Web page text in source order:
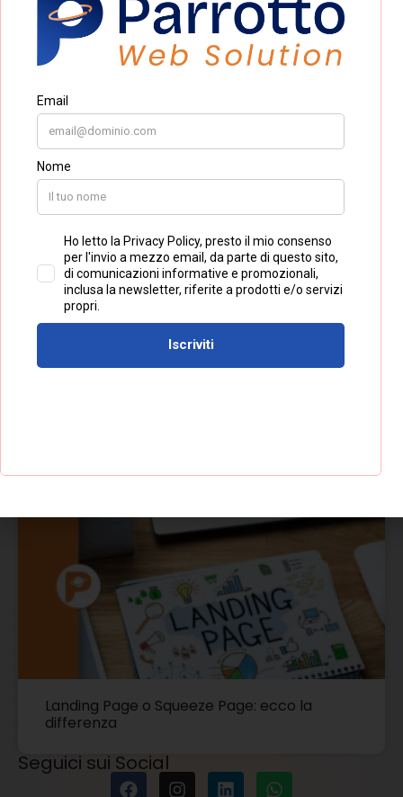
Accessibilità dei siti web 2026: checklist
pratica dopo l’entrata in vigore
dell’European Accessibility Act
Landing Page o Squeeze Page: ecco la
differenza
Seguici sui Social